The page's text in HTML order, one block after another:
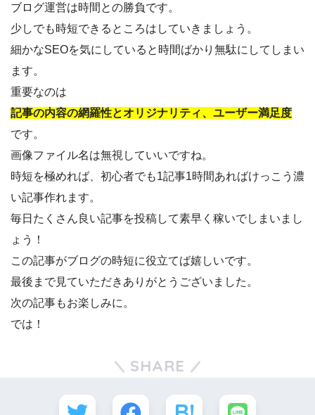
ブログ運営は時間との勝負です。
少しでも時短できるところはしていきましょう。
細かなSEOを気にしていると時間ばかり無駄にしてしまい
ます。
重要なのは
記事の内容の網羅性とオリジナリティ、ユーザー満足度
です。
画像ファイル名は無視していいですね。
時短を極めれば、初心者でも1記事1時間あればけっこう濃
い記事作れます。
毎日たくさん良い記事を投稿して素早く稼いでしまいまし
ょう！
この記事がブログの時短に役立てば嬉しいです。
最後まで見ていただきありがとうございました。
次の記事もお楽しみに。
では！
SHARE